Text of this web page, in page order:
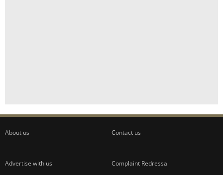
About us Contact us
Advertise with us Complaint Redressal